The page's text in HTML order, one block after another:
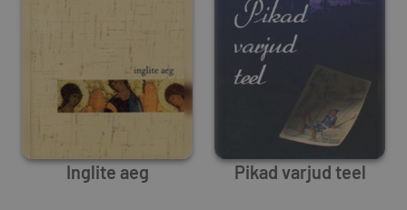
Inglite aeg Pikad varjud teel